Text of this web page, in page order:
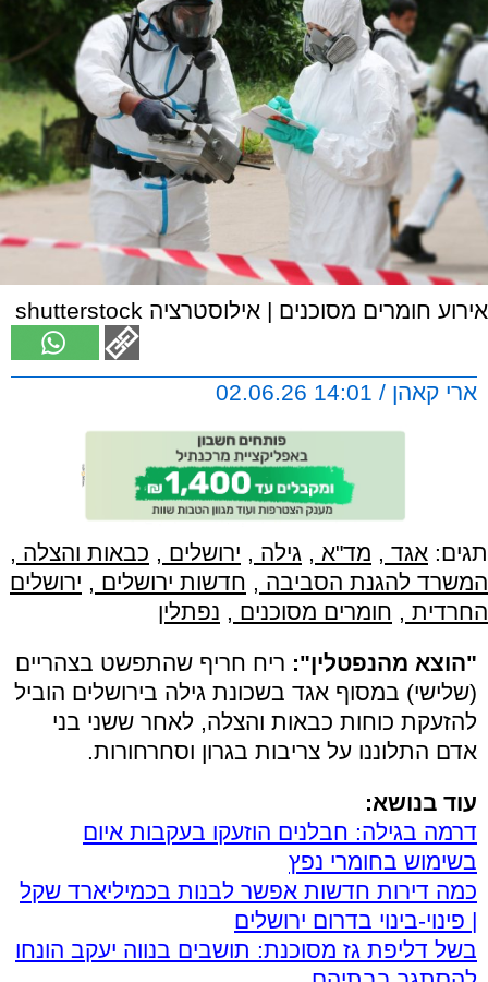
אירוע חומרים מסוכנים | אילוסטרציה shutterstock
ארי קאהן / 14:01 02.06.26
תגים: אגד , מד"א , גילה , ירושלים , כבאות והצלה ,
המשרד להגנת הסביבה , חדשות ירושלים , ירושלים
החרדית , חומרים מסוכנים , נפתלין
"הוצא מהנפטלין": ריח חריף שהתפשט בצהריים
(שלישי) במסוף אגד בשכונת גילה בירושלים הוביל
להזעקת כוחות כבאות והצלה, לאחר ששני בני
אדם התלוננו על צריבות בגרון וסחרחורות.
עוד בנושא:
דרמה בגילה: חבלנים הוזעקו בעקבות איום
בשימוש בחומרי נפץ
כמה דירות חדשות אפשר לבנות בכמיליארד שקל
| פינוי-בינוי בדרום ירושלים
בשל דליפת גז מסוכנת: תושבים בנווה יעקב הונחו